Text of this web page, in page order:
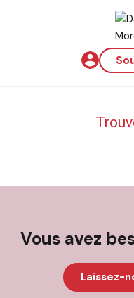
Vous avez
Laissez-